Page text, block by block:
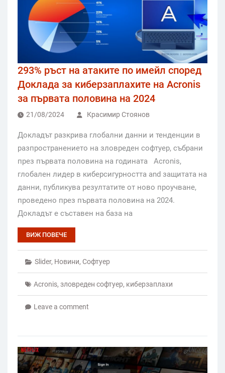
293% ръст на атаките по имейл според
Доклада за киберзаплахите на Acronis
за първата половина на 2024
21/08/2024 Красимир Стоянов
Докладът разкрива глобални данни и тенденции в
разпространението на зловреден софтуер, събрани
през първата половина на годината Acronis,
глобален лидер в киберсигурността and защитата на
данни, публикува резултатите от ново проучване,
проведено през първата половина на 2024.
Докладът е съставен на база на
ВИЖ ПОВЕЧЕ
Slider, Новини, Софтуер
Acronis, зловреден софтуер, киберзаплахи
Leave a comment